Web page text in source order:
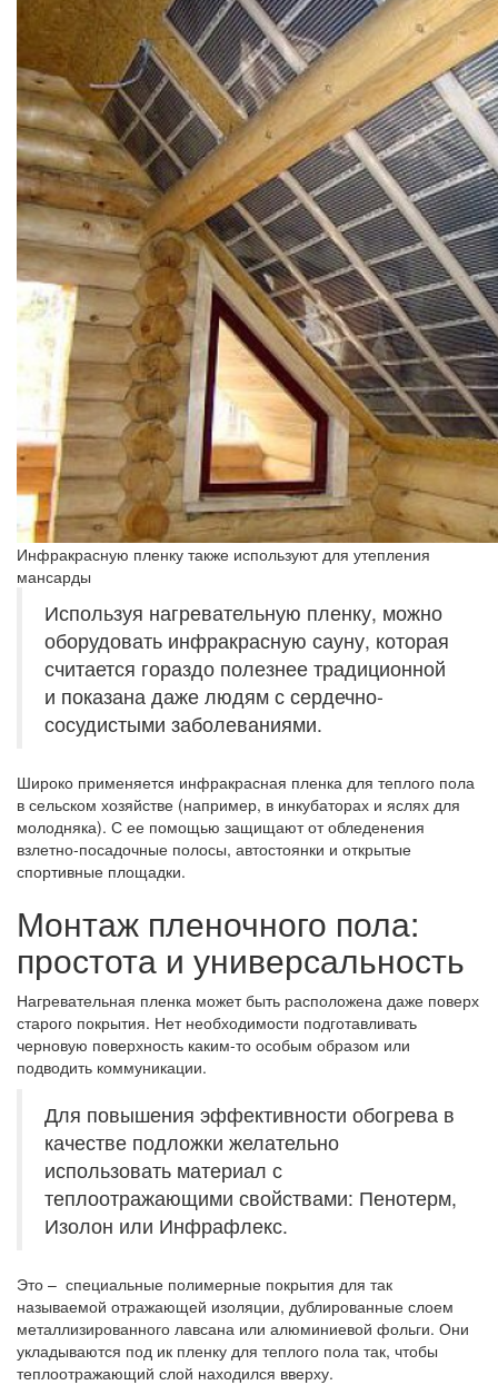
Инфракрасную пленку также используют для утепления
мансарды
Используя нагревательную пленку, можно
оборудовать инфракрасную сауну, которая
считается гораздо полезнее традиционной
и показана даже людям с сердечно-
сосудистыми заболеваниями.
Широко применяется инфракрасная пленка для теплого пола
в сельском хозяйстве (например, в инкубаторах и яслях для
молодняка). С ее помощью защищают от обледенения
взлетно-посадочные полосы, автостоянки и открытые
спортивные площадки.
Монтаж пленочного пола:
простота и универсальность
Нагревательная пленка может быть расположена даже поверх
старого покрытия. Нет необходимости подготавливать
черновую поверхность каким-то особым образом или
подводить коммуникации.
Для повышения эффективности обогрева в
качестве подложки желательно
использовать материал с
теплоотражающими свойствами: Пенотерм,
Изолон или Инфрафлекс.
Это – специальные полимерные покрытия для так
называемой отражающей изоляции, дублированные слоем
металлизированного лавсана или алюминиевой фольги. Они
укладываются под ик пленку для теплого пола так, чтобы
теплоотражающий слой находился вверху.